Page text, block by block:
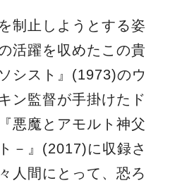
制止しようとする姿
活躍を収めたこの貴
シスト』(1973)のウ
ン監督が手掛けたド
悪魔とアモルト神父
－』(2017)に収録さ
人間にとって、恐ろ